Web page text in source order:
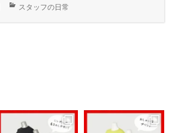
カ
ゴ
スタッフの日常